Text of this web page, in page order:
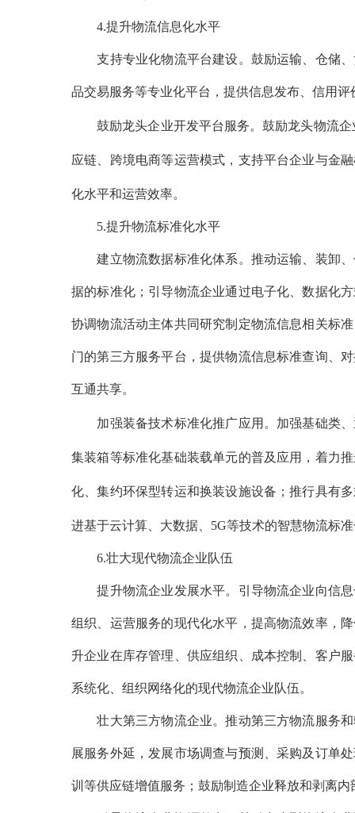
4.提升物流信息化水平
支持专业化物流平台建设。鼓励运输、仓储、
品交易服务等专业化平台，提供信息发布、信用
鼓励龙头企业开发平台服务。鼓励龙头物流企
应链、跨境电商等运营模式，支持平台企业与金
化水平和运营效率。
5.提升物流标准化水平
建立物流数据标准化体系。推动运输、装卸、
据的标准化；引导物流企业通过电子化、数据化
协调物流活动主体共同研究制定物流信息相关标
门的第三方服务平台，提供物流信息标准查询、
互通共享。
加强装备技术标准化推广应用。加强基础类、
集装箱等标准化基础装载单元的普及应用，着力
化、集约环保型转运和换装设施设备；推行具有
进基于云计算、大数据、 5G等技术的智慧物流标
6.壮大现代物流企业队伍
提升物流企业发展水平。引导物流企业向信息
组织、运营服务的现代化水平，提高物流效率，
升企业在库存管理、供应组织、成本控制、客户
系统化、组织网络化的现代物流企业队伍。
壮大第三方物流企业。推动第三方物流服务和
展服务外延，发展市场调查与预测、采购及订单
训等供应链增值服务；鼓励制造企业释放和剥离